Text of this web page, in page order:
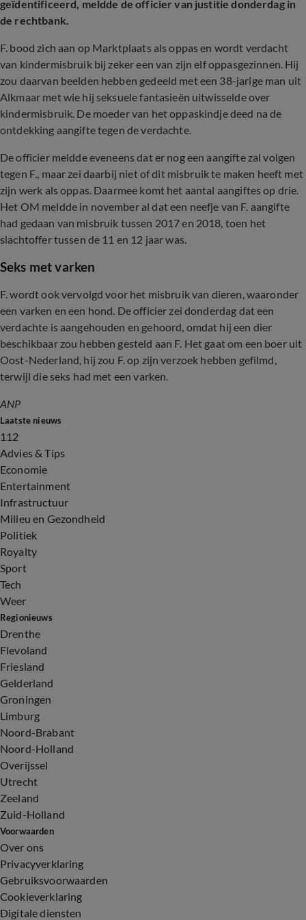
geïdentificeerd, meldde de officier van justitie donderdag in
de rechtbank.
F. bood zich aan op Marktplaats als oppas en wordt verdacht
van kindermisbruik bij zeker een van zijn elf oppasgezinnen. Hij
zou daarvan beelden hebben gedeeld met een 38-jarige man uit
Alkmaar met wie hij seksuele fantasieën uitwisselde over
kindermisbruik. De moeder van het oppaskindje deed na de
ontdekking aangifte tegen de verdachte.
De officier meldde eveneens dat er nog een aangifte zal volgen
tegen F., maar zei daarbij niet of dit misbruik te maken heeft met
zijn werk als oppas. Daarmee komt het aantal aangiftes op drie.
Het OM meldde in november al dat een neefje van F. aangifte
had gedaan van misbruik tussen 2017 en 2018, toen het
slachtoffer tussen de 11 en 12 jaar was.
Seks met varken
F. wordt ook vervolgd voor het misbruik van dieren, waaronder
een varken en een hond. De officier zei donderdag dat een
verdachte is aangehouden en gehoord, omdat hij een dier
beschikbaar zou hebben gesteld aan F. Het gaat om een boer uit
Oost-Nederland, hij zou F. op zijn verzoek hebben gefilmd,
terwijl die seks had met een varken.
ANP
Laatste nieuws
112
Advies & Tips
Economie
Entertainment
Infrastructuur
Milieu en Gezondheid
Politiek
Royalty
Sport
Tech
Weer
Regionieuws
Drenthe
Flevoland
Friesland
Gelderland
Groningen
Limburg
Noord-Brabant
Noord-Holland
Overijssel
Utrecht
Zeeland
Zuid-Holland
Voorwaarden
Over ons
Privacyverklaring
Gebruiksvoorwaarden
Cookieverklaring
Digitale diensten